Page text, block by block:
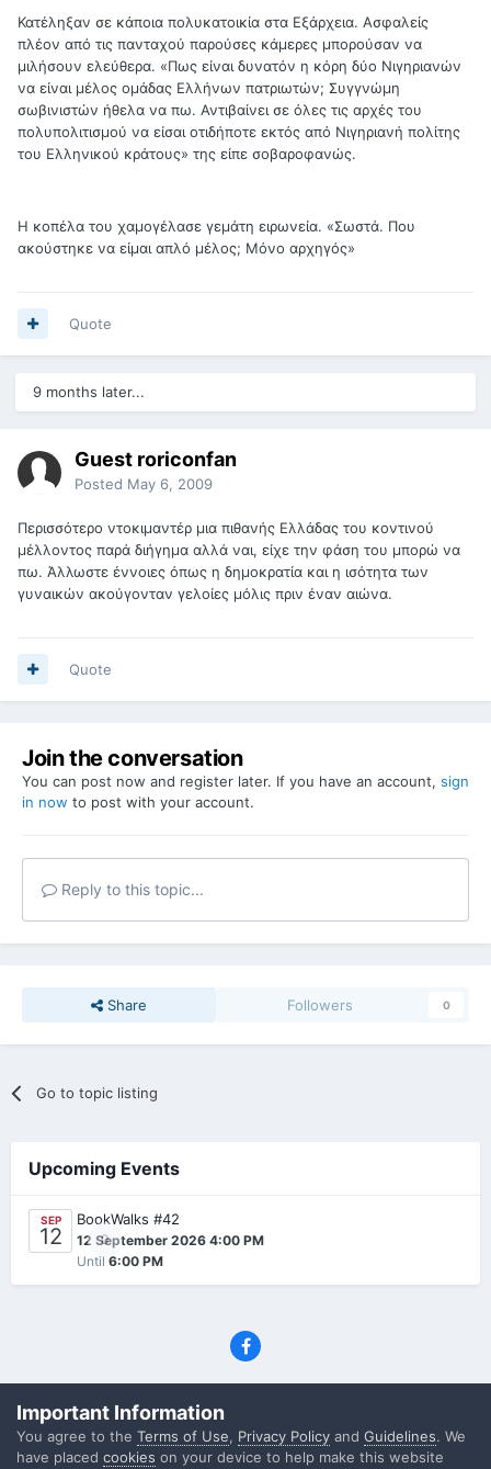
Κατέληξαν σε κάποια πολυκατοικία στα Εξάρχεια. Ασφαλείς
πλέον από τις πανταχού παρούσες κάμερες μπορούσαν να
μιλήσουν ελεύθερα. «Πως είναι δυνατόν η κόρη δύο Νιγηριανών
να είναι μέλος ομάδας Ελλήνων πατριωτών; Συγγνώμη
σωβινιστών ήθελα να πω. Αντιβαίνει σε όλες τις αρχές του
πολυπολιτισμού να είσαι οτιδήποτε εκτός από Νιγηριανή πολίτης
του Ελληνικού κράτους» της είπε σοβαροφανώς.
Η κοπέλα του χαμογέλασε γεμάτη ειρωνεία. «Σωστά. Που
ακούστηκε να είμαι απλό μέλος; Μόνο αρχηγός»
Quote
9 months later...
Guest roriconfan
Posted May 6, 2009
Περισσότερο ντοκιμαντέρ μια πιθανής Ελλάδας του κοντινού
μέλλοντος παρά διήγημα αλλά ναι, είχε την φάση του μπορώ να
πω. Άλλωστε έννοιες όπως η δημοκρατία και η ισότητα των
γυναικών ακούγονταν γελοίες μόλις πριν έναν αιώνα.
Quote
Join the conversation
You can post now and register later. If you have an account, sign
in now to post with your account.
Reply to this topic...
Share Followers 0
Go to topic listing
Upcoming Events
SEP
12 0
BookWalks #42
12 September 2026 4:00 PM
Until 6:00 PM
(C) SFF.gr, All rights reserved
Powered by Invision Community
Important Information
You agree to the Terms of Use, Privacy Policy and Guidelines. We
have placed cookies on your device to help make this website